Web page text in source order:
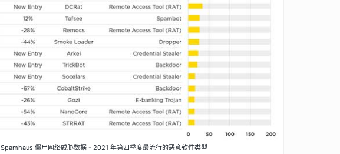
Spamhaus 僵尸网络威胁数据 - 2021 年第四季度最流行的恶意软件类型